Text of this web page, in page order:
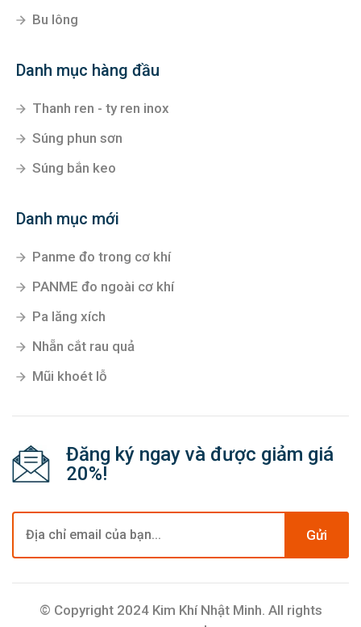
Bu lông
Danh mục hàng đầu
Thanh ren - ty ren inox
Súng phun sơn
Súng bắn keo
Danh mục mới
Panme đo trong cơ khí
PANME đo ngoài cơ khí
Pa lăng xích
Nhẵn cắt rau quả
Mũi khoét lỗ
Đăng ký ngay và được giảm giá
20%!
Gửi
© Copyright 2024 Kim Khí Nhật Minh. All rights